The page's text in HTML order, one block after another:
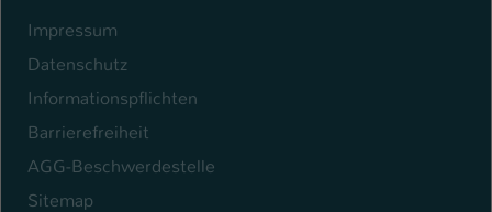
Impressum
Datenschutz
Informationspflichten
Barrierefreiheit
AGG-Beschwerdestelle
Sitemap